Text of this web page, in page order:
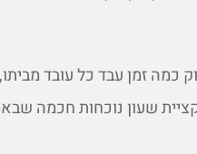
כמה זמן עבד כל עובד
שעון נוכחות חכמה